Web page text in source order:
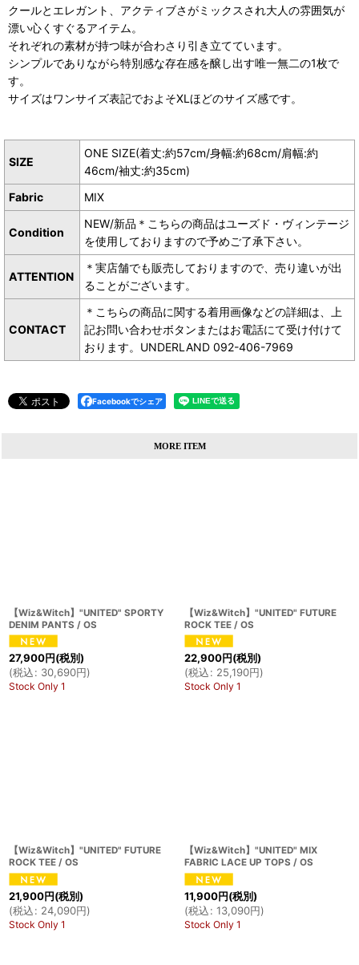
クールとエレガント、アクティブさがミックスされ大人の雰囲気が
漂い心くすぐるアイテム。
それぞれの素材が持つ味が合わさり引き立てています。
シンプルでありながら特別感な存在感を醸し出す唯一無二の1枚で
す。
サイズはワンサイズ表記でおよそXLほどのサイズ感です。
SIZE
ONE SIZE(着丈:約57cm/身幅:約68cm/肩幅:約
46cm/袖丈:約35cm)
Fabric
MIX
Condition
NEW/新品＊こちらの商品はユーズド・ヴィンテージ
を使用しておりますので予めご了承下さい。
ATTENTION
＊実店舗でも販売しておりますので、売り違いが出
ることがございます。
CONTACT
＊こちらの商品に関する着用画像などの詳細は、上
記お問い合わせボタンまたはお電話にて受け付けて
おります。UNDERLAND 092-406-7969
Facebookでシェア
MORE ITEM
【Wiz&Witch】"UNITED" SPORTY
DENIM PANTS / OS
27,900円(税別)
(税込: 30,690円)
Stock Only 1
【Wiz&Witch】"UNITED" FUTURE
ROCK TEE / OS
22,900円(税別)
(税込: 25,190円)
Stock Only 1
【Wiz&Witch】"UNITED" FUTURE
ROCK TEE / OS
21,900円(税別)
(税込: 24,090円)
Stock Only 1
【Wiz&Witch】"UNITED" MIX
FABRIC LACE UP TOPS / OS
11,900円(税別)
(税込: 13,090円)
Stock Only 1